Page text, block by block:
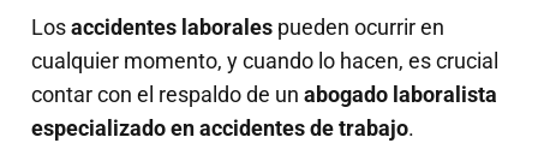
Losaccidentes laborales pueden ocurrir en
cualquier momento, y cuando lo hacen, es crucial
contar con el respaldo de un abogado laboralista
especializado en accidentes de trabajo.